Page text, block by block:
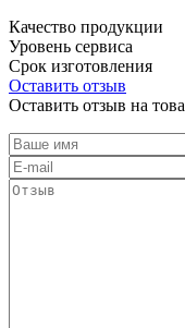
Качество продукции
Уровень сервиса
Срок изготовления
Оставить отзыв
Оставить отзыв на